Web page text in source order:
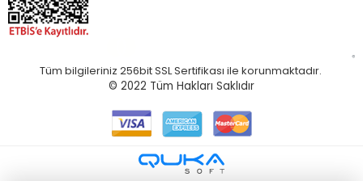
Tüm bilgileriniz 256bit SSL Sertifikası ile korunmaktadır.
© 2022 Tüm Hakları Saklıdır